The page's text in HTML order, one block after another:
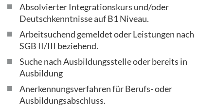
Absolvierter Integrationskurs und/oder
Deutschkenntnisse auf B1 Niveau.
Arbeitsuchend gemeldet oder Leistungen nach
SGB II/III beziehend.
Suche nach Ausbildungsstelle oder bereits in
Ausbildung
Anerkennungsverfahren für Berufs- oder
Ausbildungsabschluss.